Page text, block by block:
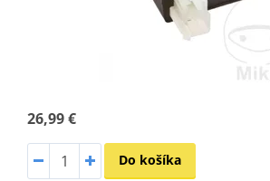
26,99 €
Do košíka